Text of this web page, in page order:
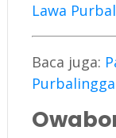
Lawa
Baca juga: